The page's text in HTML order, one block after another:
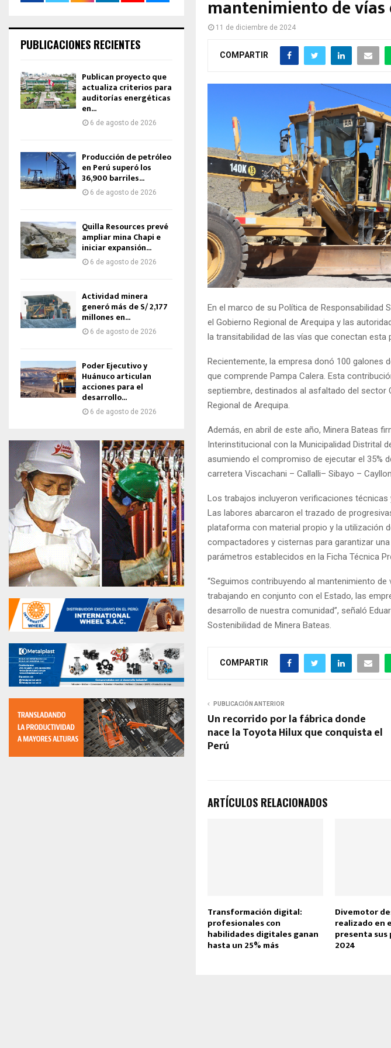
mantenimiento de vías
11 de diciembre de 2024
COMPARTIR
En el marco de su Política de Responsabilidad
el Gobierno Regional de Arequipa y las
la transitabilidad de las vías que conectan esta
Recientemente, la empresa donó 100 galones
que comprende Pampa Calera. Esta
septiembre, destinados al asfaltado del sector
Regional de Arequipa.
Además, en abril de este año, Minera Bateas
Interinstitucional con la Municipalidad Distrital
asumiendo el compromiso de ejecutar el 35%
carretera Viscachani – Callalli– Sibayo –
Los trabajos incluyeron verificaciones
Las labores abarcaron el trazado de
plataforma con material propio y la utilización
compactadores y cisternas para garantizar
parámetros establecidos en la Ficha Técnica
“Seguimos contribuyendo al mantenimiento
trabajando en conjunto con el Estado, las
desarrollo de nuestra comunidad”, señaló
Sostenibilidad de Minera Bateas.
COMPARTIR
PUBLICACIÓN ANTERIOR
Un recorrido por la fábrica donde
nace la Toyota Hilux que conquista el
Perú
ARTÍCULOS RELACIONADOS
Transformación digital:
profesionales con
habilidades digitales ganan
hasta un 25% más
Divemotor
realizado en
presenta sus
2024
PUBLICACIONES RECIENTES
Publican proyecto que
actualiza criterios para
auditorías energéticas
en...
6 de agosto de 2026
Producción de petróleo
en Perú superó los
36,900 barriles...
6 de agosto de 2026
Quilla Resources prevé
ampliar mina Chapi e
iniciar expansión...
6 de agosto de 2026
Actividad minera
generó más de S/ 2,177
millones en...
6 de agosto de 2026
Poder Ejecutivo y
Huánuco articulan
acciones para el
desarrollo...
6 de agosto de 2026